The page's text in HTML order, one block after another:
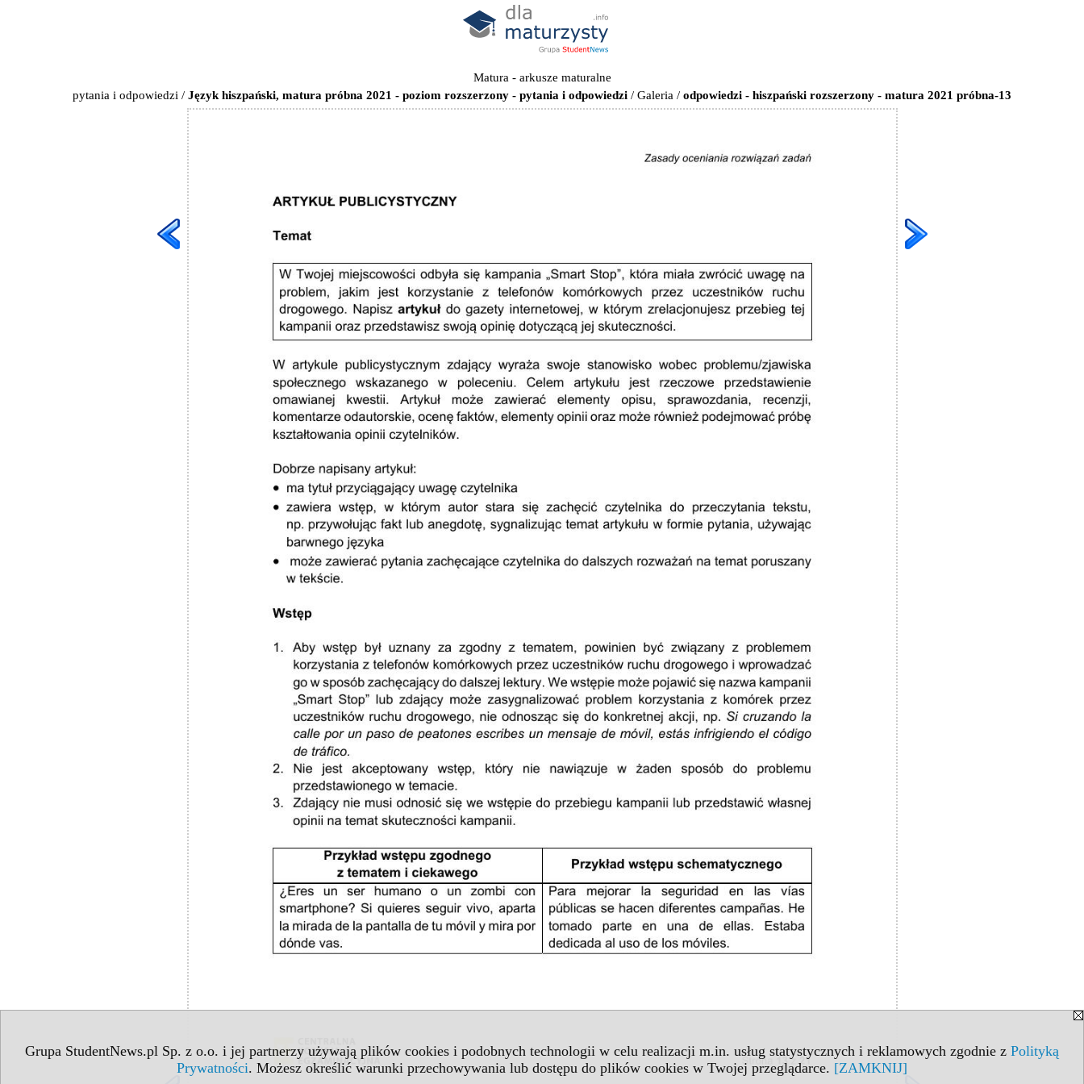
Grupa StudentNews.pl Sp. z o.o. i jej partnerzy używają plików cookies i podobnych technologii w celu realizacji m.in. usług statystycznych i reklamowych zgodnie z Polityką
Prywatności. Możesz określić warunki przechowywania lub dostępu do plików cookies w Twojej przeglądarce. [ZAMKNIJ]
Matura - arkusze maturalne
pytania i odpowiedzi / Język hiszpański, matura próbna 2021 - poziom rozszerzony - pytania i odpowiedzi / Galeria / odpowiedzi - hiszpański rozszerzony - matura 2021 próbna-13